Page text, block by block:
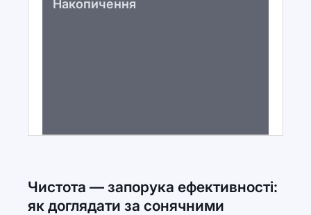
Накопичення
Чистота — запорука ефективності:
як доглядати за сонячними